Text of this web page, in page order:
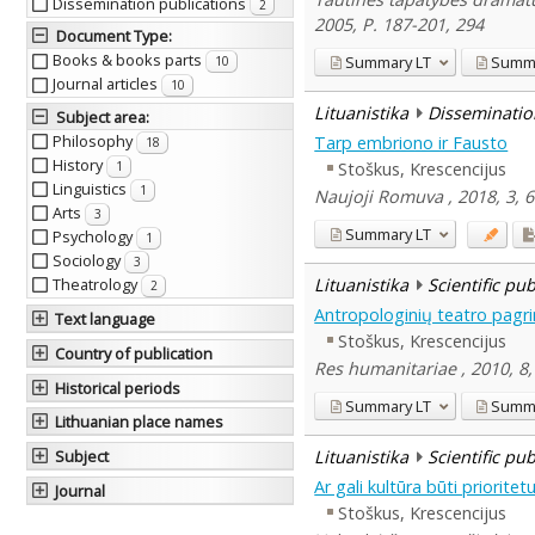
2
Document Type:
Books & books parts
10
Journal articles 10
Subject area:
Philosophy
18
History 1
Linguistics 1
Arts 3
Psychology 1
Sociology 3
Theatrology 2
Text language
Country of publication
Historical periods
Lithuanian place names
Subject
Journal
2005, P. 187-201, 294
SummaryLT
Lituanistika
Tarp embriono ir Fausto
Stoškus, Krescencijus
Naujoji Romuva , 2018, 3,
SummaryLT
Lituanistika
Scientific
Antropologinių teatro
Stoškus, Krescencijus
Res humanitariae , 2010,
SummaryLT
Lituanistika
Scientific
Ar gali kultūra būti
Stoškus, Krescencijus